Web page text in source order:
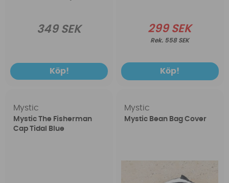
349 SEK
Köp!
299 SEK
558 SEK
Köp!
Mystic
Mystic The Fisherman
Cap Tidal Blue
Mystic
Mystic Bean Bag Cover